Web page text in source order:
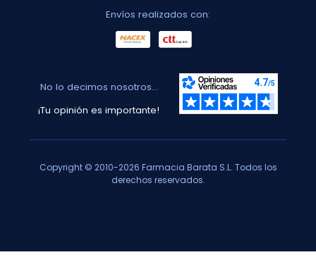
Envíos realizados con:
No lo decimos nosotros...
¡Tu opinión es importante!
Copyright © 2010-2026 Farmacia Barata S.L. Todos los
derechos reservados.